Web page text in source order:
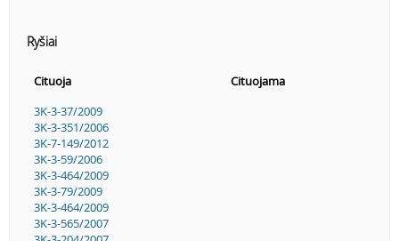
Ryšiai
Cituoja
Cituojama
3K-3-37/2009
3K-3-351/2006
3K-7-149/2012
3K-3-59/2006
3K-3-464/2009
3K-3-79/2009
3K-3-464/2009
3K-3-565/2007